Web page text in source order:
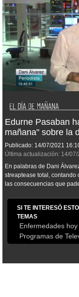
Edurne Pasaban
mañana" sobre la
Publicado: 14/07/2021
Última actualización: 14/07/
En palabras de Dani
streaptease total, contando
las consecuencias que
SI TE INTERESÓ
TEMAS
Enfermedades hoy
Programas de